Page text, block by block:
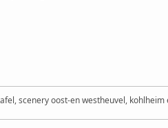
scenery oost-en westheuvel, kohlheim